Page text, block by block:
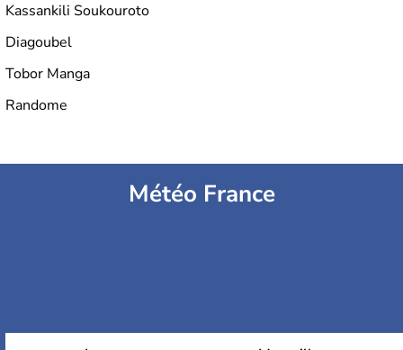
Kassankili Soukouroto
Diagoubel
Tobor Manga
Randome
Météo France